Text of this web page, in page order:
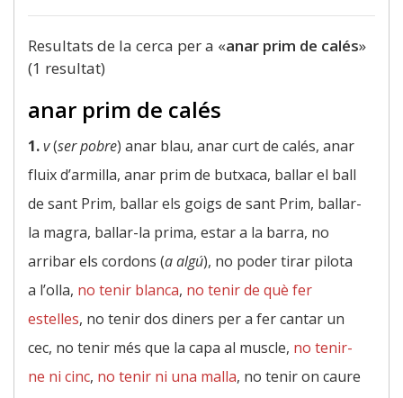
Resultats de la cerca per a «anar prim de calés»
(1 resultat)
anar prim de calés
1.v(ser pobre) anar blau, anar curt de calés, anar
fluix d’armilla, anar prim de butxaca, ballar el ball
de sant Prim, ballar els goigs de sant Prim, ballar-
la magra, ballar-la prima, estar a la barra, no
arribar els cordons (a algú), no poder tirar pilota
a l’olla, no tenir blanca, no tenir de què fer
estelles, no tenir dos diners per a fer cantar un
cec, no tenir més que la capa al muscle, no tenir-
ne ni cinc, no tenir ni una malla, no tenir on caure